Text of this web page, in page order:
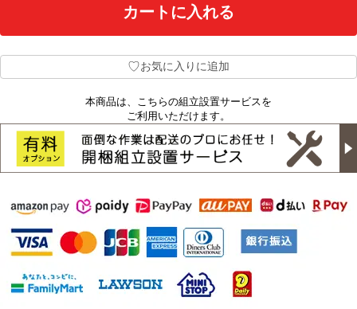
♡お気に入りに追加
本商品は、こちらの組立設置サービスを
ご利用いただけます。